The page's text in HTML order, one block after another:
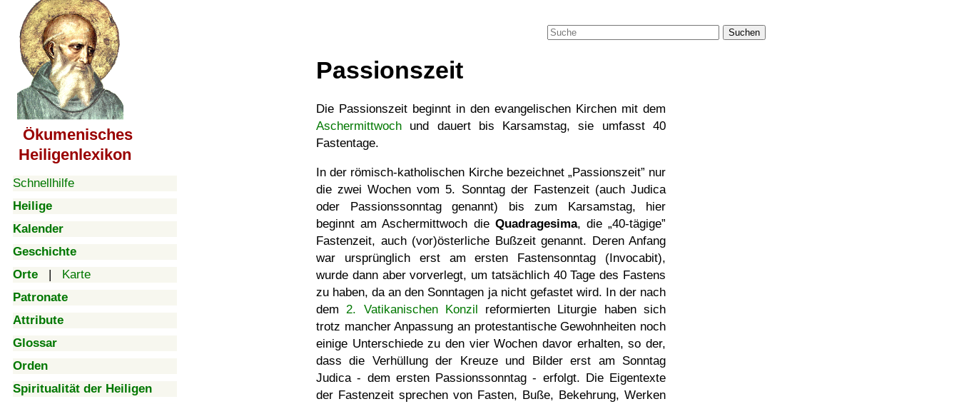
Ökumenisches
Heiligenlexikon
Schnellhilfe
Heilige
Kalender
Geschichte
Orte | Karte
Patronate
Attribute
Glossar
Orden
Spiritualität der Heiligen
Suchen
Passionszeit
Die Passionszeit beginnt in den evangelischen Kirchen mit dem
Aschermittwoch und dauert bis Karsamstag, sie umfasst 40
Fastentage.
In der römisch-katholischen Kirche bezeichnet Passionszeit
nur
die zwei Wochen vom 5. Sonntag der Fastenzeit (auch Judica
oder Passionssonntag genannt) bis zum Karsamstag, hier
beginnt am Aschermittwoch die Quadragesima, die 40-tägige
Fastenzeit, auch (vor)österliche Bußzeit genannt. Deren Anfang
war ursprünglich erst am ersten Fastensonntag (Invocabit),
wurde dann aber vorverlegt, um tatsächlich 40 Tage des Fastens
zu haben, da an den Sonntagen ja nicht gefastet wird. In der nach
dem2. Vatikanischen Konzil reformierten Liturgie haben sich
trotz mancher Anpassung an protestantische Gewohnheiten noch
einige Unterschiede zu den vier Wochen davor erhalten, so der,
dass die Verhüllung der Kreuze und Bilder erst am Sonntag
Judica - dem ersten Passionssonntag - erfolgt. Die Eigentexte
der Fastenzeit sprechen von Fasten, Buße, Bekehrung, Werken